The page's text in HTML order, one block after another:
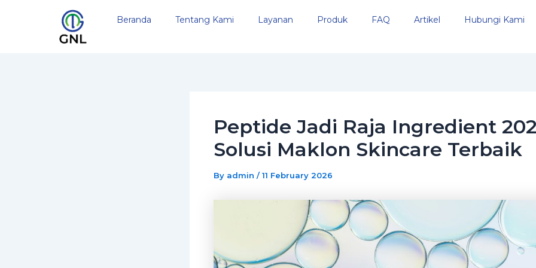
Beranda Tentang Kami Layanan Produk FAQ Artikel Hubungi Kami
Peptide Jadi Raja Ingredient
Solusi Maklon Skincare Terbaik
By admin /11 February 2026
navigation